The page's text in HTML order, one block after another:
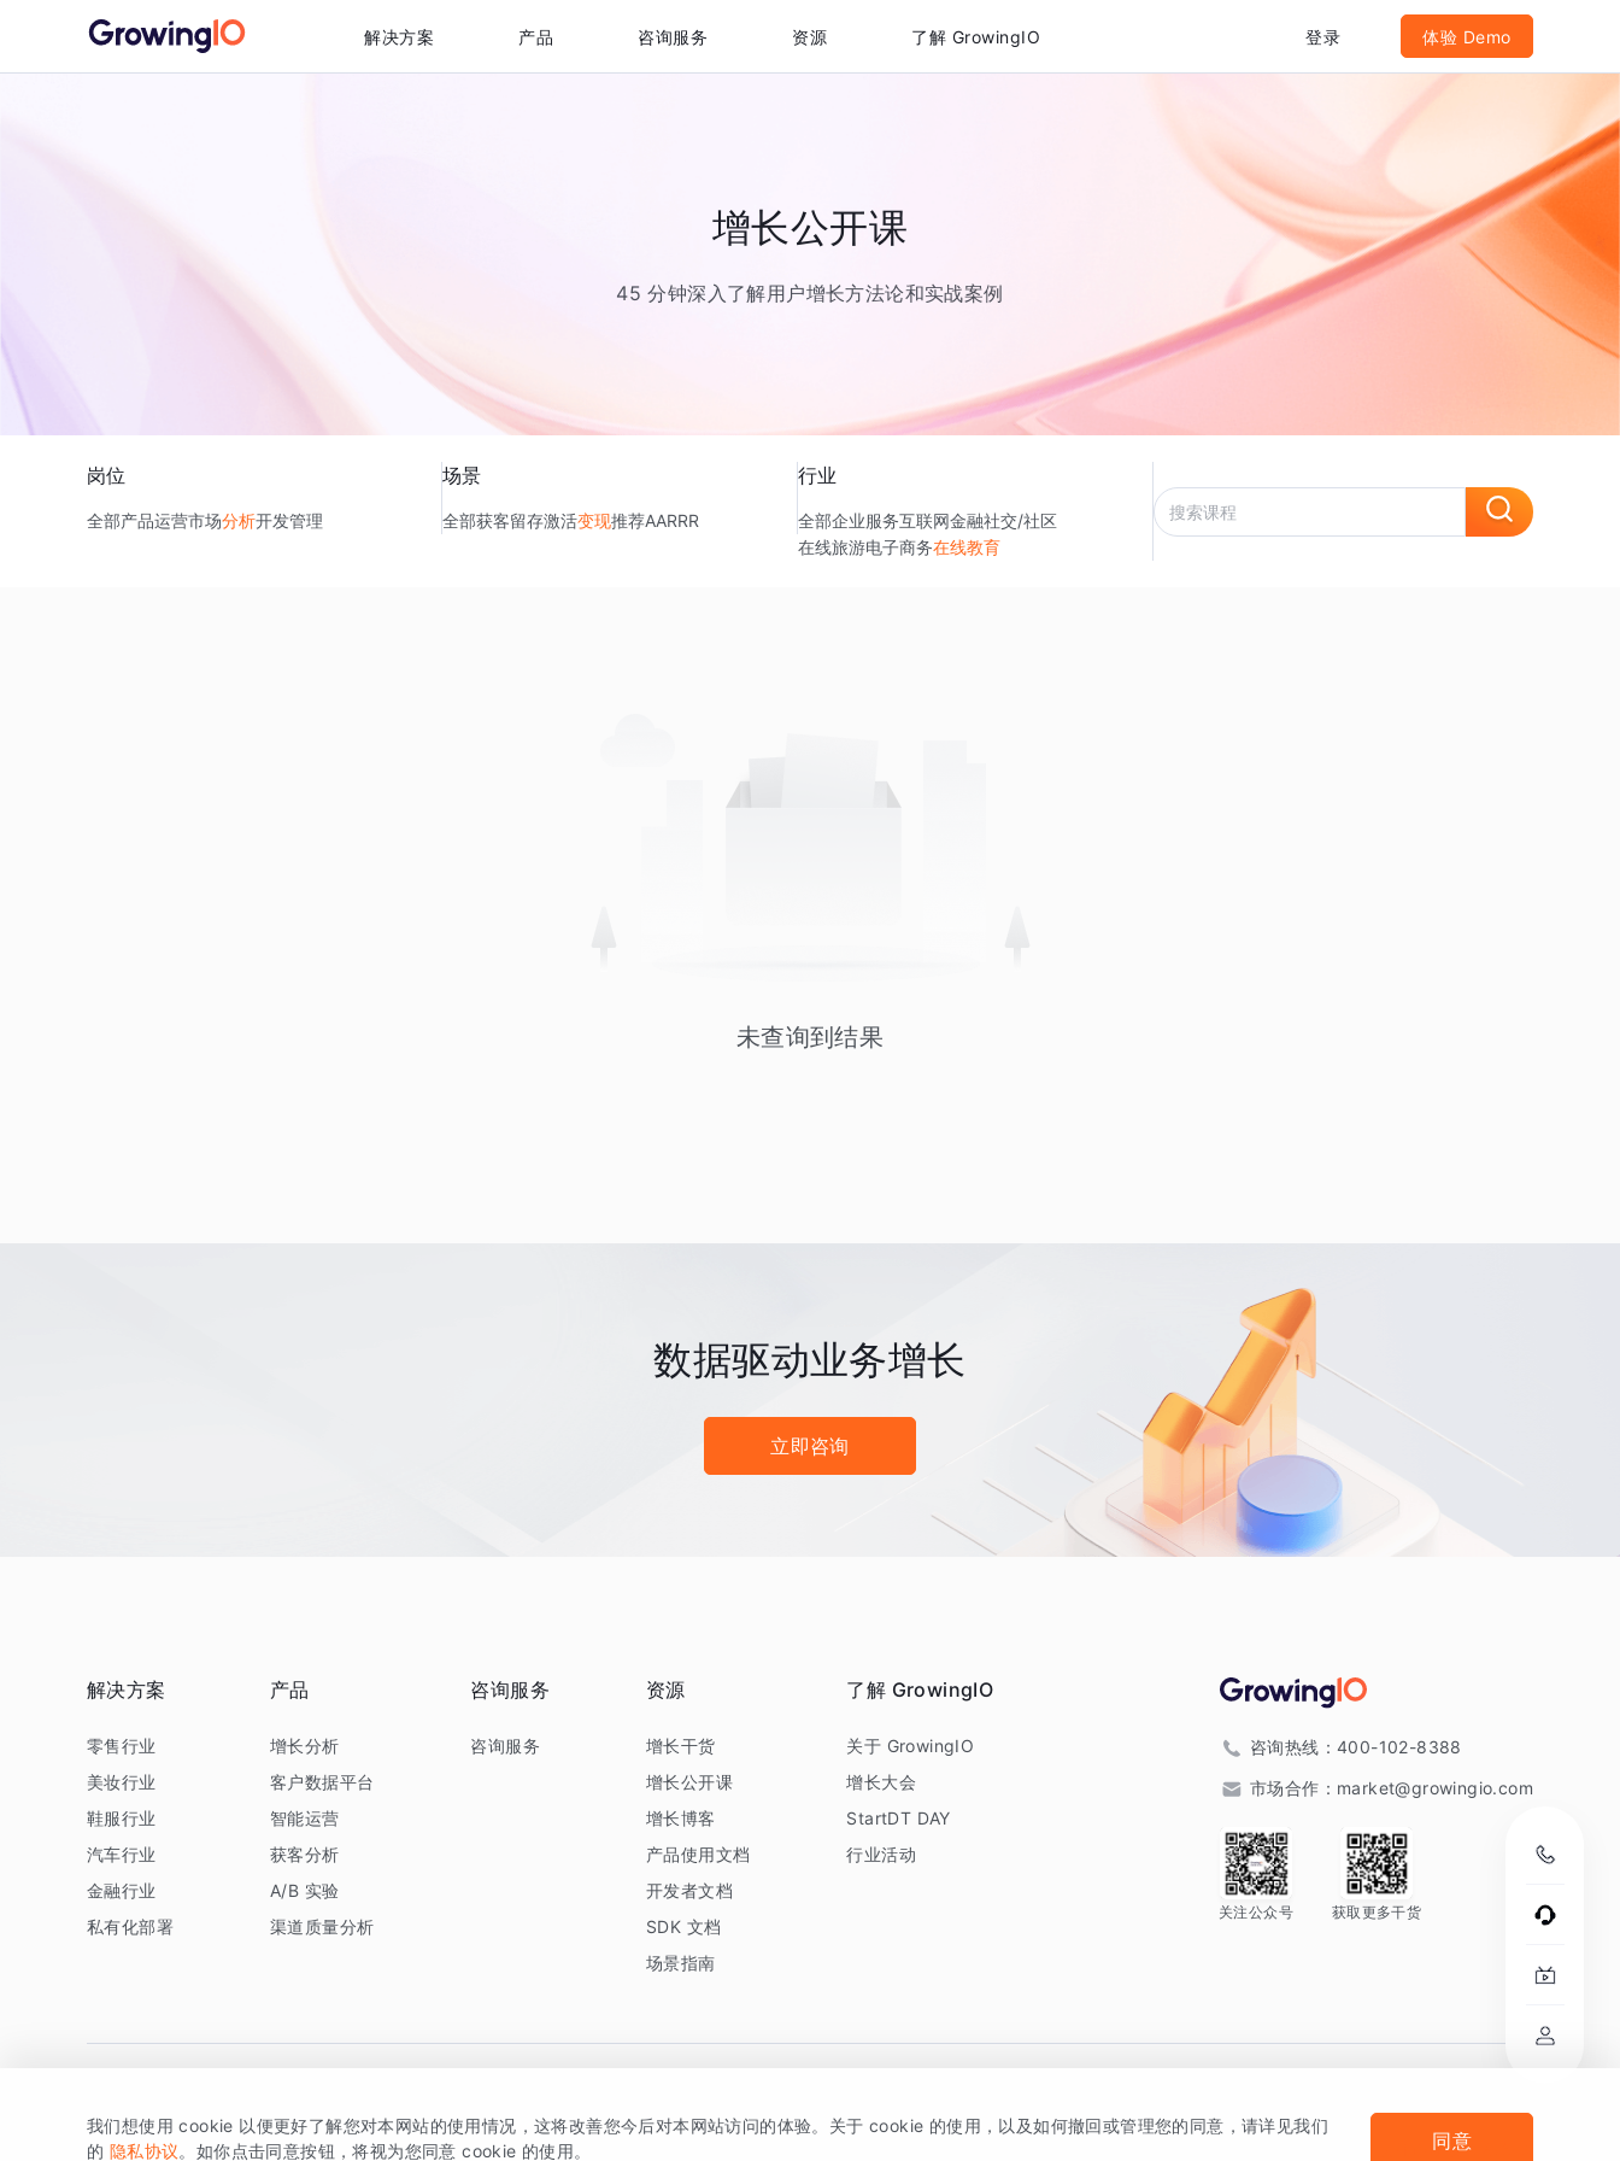
解决方案 产品 咨询服务 资源 了解 GrowingIO 登录 体验 Demo
增长公开课
45 分钟深入了解用户增长方法论和实战案例
岗位
全部产品运营市场分析开发管理
场景
全部获客留存激活变现推荐AARRR
行业
全部企业服务互联网金融社交/社区
在线旅游电子商务在线教育
未查询到结果
数据驱动业务增长
立即咨询
解决方案
零售行业
美妆行业
鞋服行业
汽车行业
金融行业
私有化部署
产品
增长分析
客户数据平台
智能运营
获客分析
A/B 实验
渠道质量分析
咨询服务
咨询服务
资源
增长干货
增长公开课
增长博客
产品使用文档
开发者文档
SDK 文档
场景指南
了解 GrowingIO
关于 GrowingIO
增长大会
StartDT DAY
行业活动
咨询热线： 400-102-8388
市场合作： market@growingio.com
关注公众号 获取更多干货
版权所有 © 北京易数科技有限公司SDK相关说明 京ICP备15038330号 法律声明及隐私条款
我们想使用 cookie 以便更好了解您对本网站的使用情况，这将改善您今后对本网站访问的体验。关于 cookie 的使用，以及如何撤回或管理您的同意，请详见我们
的 隐私协议。如你点击同意按钮，将视为您同意 cookie 的使用。 同意